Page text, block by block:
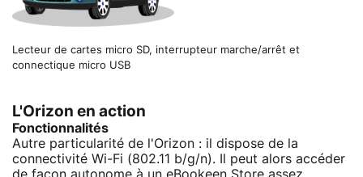
Lecteur de cartes micro SD, interrupteur marche/arrêt et
connectique micro USB
L'Orizon en action
Fonctionnalités
Autre particularité de l'Orizon : il dispose de la
connectivité Wi-Fi (802.11 b/g/n). Il peut alors accéder
de façon autonome à un eBookeen Store assez